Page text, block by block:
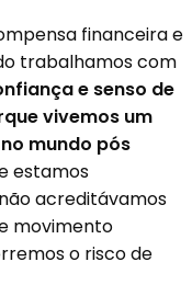
financeira e
trabalhamos com
e senso de
vivemos um
mundo pós
estamos
acreditávamos
movimento
o risco de